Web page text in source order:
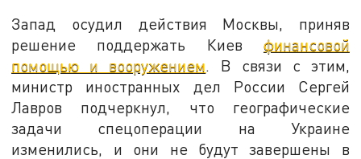
Запад осудил действия Москвы, приняв
решение поддержать Киев финансовой
помощью и вооружением. В связи с этим,
министр иностранных дел России Сергей
Лавров подчеркнул, что географические
задачи спецоперации на Украине
изменились, и они не будут завершены в